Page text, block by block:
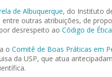
de Albuquerque, do Instituto
entre outras atribuições, de
desrespeito ao Código de
o Comitê de Boas Práticas em
da USP, que atua